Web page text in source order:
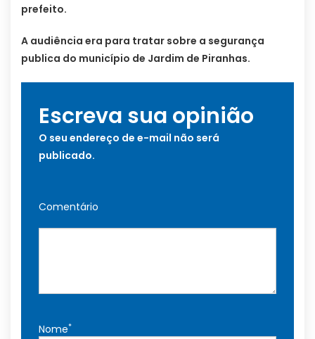
prefeito.
A audiência era para tratar sobre a segurança
publica do município de Jardim de Piranhas.
Escreva sua opinião
O seu endereço de e-mail não será
publicado.
Comentário
Nome*